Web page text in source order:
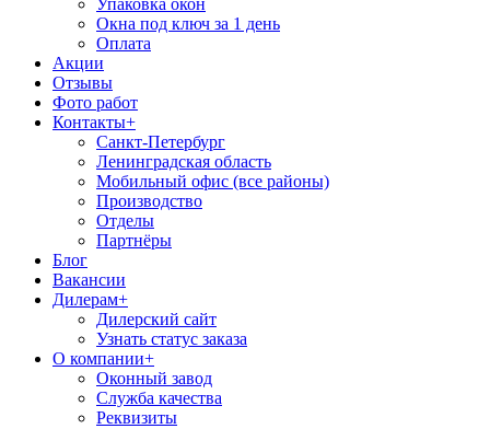
Упаковка окон
Окна под ключ за 1 день
Оплата
Акции
Отзывы
Фото работ
Контакты+
Санкт-Петербург
Ленинградская область
Мобильный офис (все районы)
Производство
Отделы
Партнёры
Блог
Вакансии
Дилерам+
Дилерский сайт
Узнать статус заказа
О компании+
Оконный завод
Служба качества
Реквизиты